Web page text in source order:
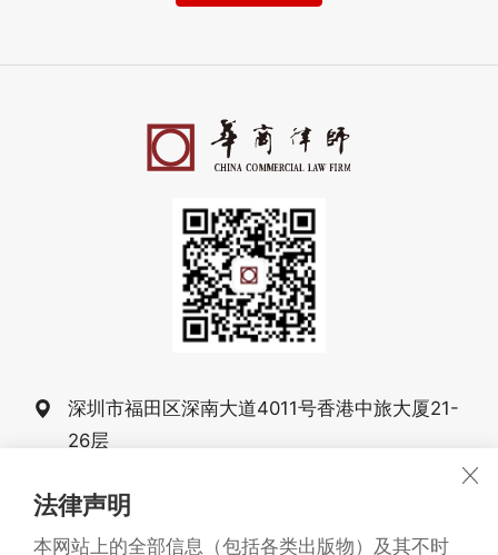
深圳市福田区深南大道4011号香港中旅大厦21-
26层
0755-83025068 83025058
法律声明
本网站上的全部信息（包括各类出版物）及其不时